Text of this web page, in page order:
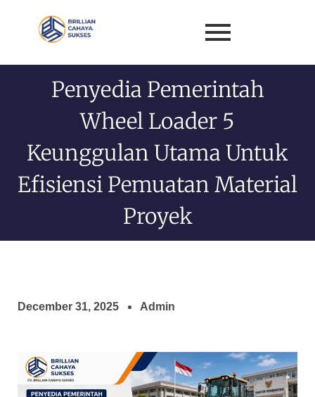
Penyedia Pemerintah
Wheel Loader 5
Keunggulan Utama Untuk
Efisiensi Pemuatan Material
Proyek
December 31, 2025 Admin